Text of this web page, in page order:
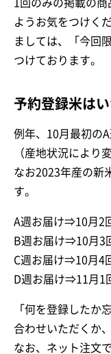
1回のみの掲載の
ようお気をつけく
ましては、「今回
つけております。
予約登録米は
例年、10月最初の
（産地状況により
なお2023年産の新
す。
A週お届け⇒10月2
B週お届け⇒10月3
C週お届け⇒10月4
D週お届け⇒11月1
「何を登録したか
合わせいただくか
なお、ネット注文